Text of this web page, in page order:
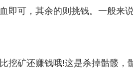
即可，其余的则挑钱。一般来
矿还赚钱哦!这是杀掉骷髅，